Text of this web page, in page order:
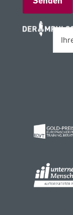
Alternative: